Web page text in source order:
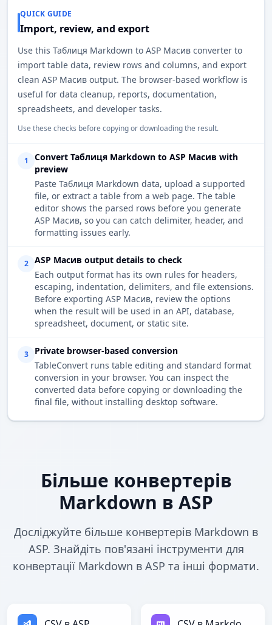
QUICK GUIDE
Import, review, and export
Use this Таблиця Markdown to ASP Масив converter to
import table data, review rows and columns, and export
clean ASP Масив output. The browser-based workflow is
useful for data cleanup, reports, documentation,
spreadsheets, and developer tasks.
Use these checks before copying or downloading the result.
1
Convert Таблиця Markdown to ASP Масив with
preview
Paste Таблиця Markdown data, upload a supported
file, or extract a table from a web page. The table
editor shows the parsed rows before you generate
ASP Масив, so you can catch delimiter, header, and
formatting issues early.
2
ASP Масив output details to check
Each output format has its own rules for headers,
escaping, indentation, delimiters, and file extensions.
Before exporting ASP Масив, review the options
when the result will be used in an API, database,
spreadsheet, document, or static site.
3
Private browser-based conversion
TableConvert runs table editing and standard format
conversion in your browser. You can inspect the
converted data before copying or downloading the
final file, without installing desktop software.
Більше конвертерів
Markdown в ASP
Досліджуйте більше конвертерів Markdown в
ASP. Знайдіть пов'язані інструменти для
конвертації Markdown в ASP та інші формати.